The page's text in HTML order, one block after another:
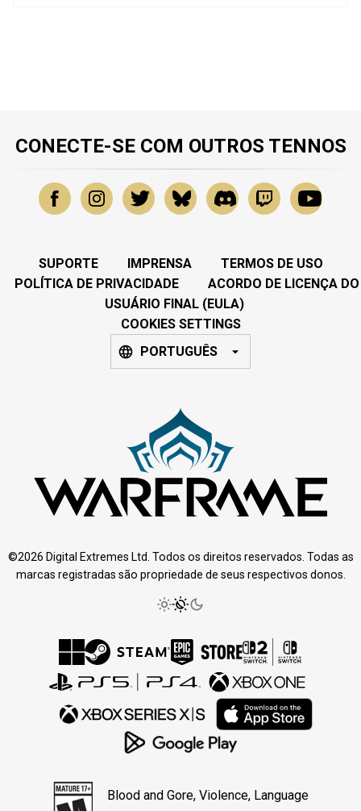
CONECTE-SE COM OUTROS TENNOS
SUPORTE IMPRENSA
TERMOS DE USO
POLÍTICA DE PRIVACIDADE
ACORDO DE LICENÇA DO
USUÁRIO FINAL (EULA)
COOKIES SETTINGS
PORTUGUÊS
©2026 Digital Extremes Ltd. Todos os direitos reservados. Todas as
marcas registradas são propriedade de seus respectivos donos.
Blood and Gore, Violence, Language